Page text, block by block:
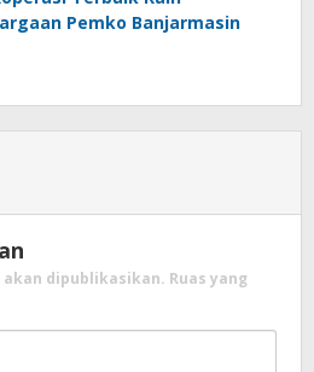
Pemko Banjarmasin
dipublikasikan. Ruas yang